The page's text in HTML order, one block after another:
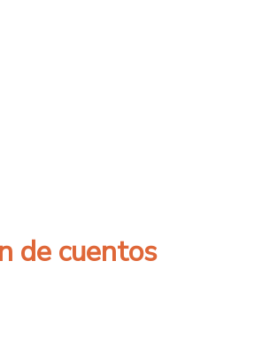
Universidad
de cuentos